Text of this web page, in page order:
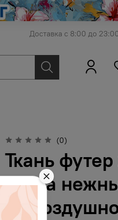
Доставка с 8:00 до
(0)
Ткань
нитка
на